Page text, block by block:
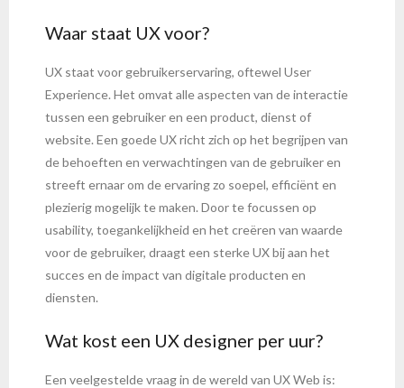
Waar staat UX voor?
UX staat voor gebruikerservaring, oftewel User
Experience. Het omvat alle aspecten van de interactie
tussen een gebruiker en een product, dienst of
website. Een goede UX richt zich op het begrijpen van
de behoeften en verwachtingen van de gebruiker en
streeft ernaar om de ervaring zo soepel, efficiënt en
plezierig mogelijk te maken. Door te focussen op
usability, toegankelijkheid en het creëren van waarde
voor de gebruiker, draagt een sterke UX bij aan het
succes en de impact van digitale producten en
diensten.
Wat kost een UX designer per uur?
Een veelgestelde vraag in de wereld van UX Web is: